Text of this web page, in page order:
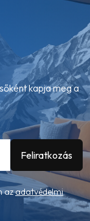
kapja meg a
azadatvédelmi